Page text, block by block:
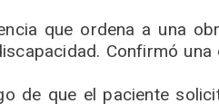
que ordena a una
Confirmó una
de que el paciente